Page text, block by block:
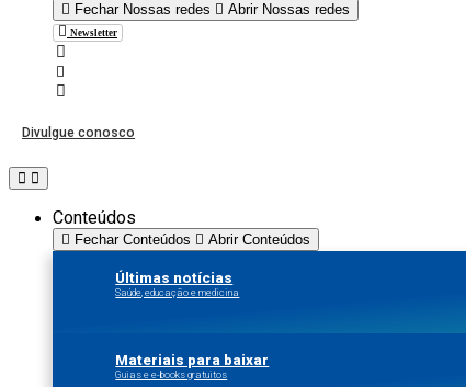
Fechar Nossas redes Abrir Nossas redes
Newsletter
Divulgue conosco
Conteúdos
Fechar Conteúdos Abrir Conteúdos
Últimas notícias
Saúde, educação e medicina
Materiais para baixar
Guias e e-books gratuitos